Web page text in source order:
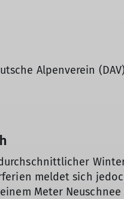
Alpenverein
meldet sich
Meter